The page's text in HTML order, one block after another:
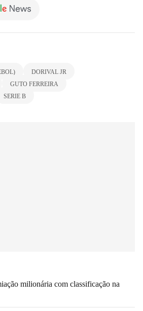
DORIVAL JR
GUTO FERREIRA
SERIE B
milionária com classificação na